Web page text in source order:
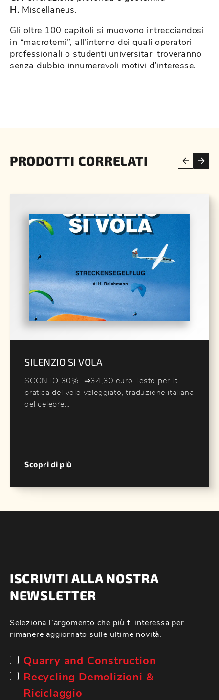
H. Miscellaneus.
Gli oltre 100 capitoli si muovono intrecciandosi
in “macrotemi”, all’interno dei quali operatori
professionali o studenti universitari troveranno
senza dubbio innumerevoli motivi d’interesse.
PRODOTTI CORRELATI
SILENZIO SI VOLA
SCONTO 30% ⇒34,30 euro Testo per la
pratica del volo veleggiato, traduzione italiana
del celebre...
Scopri di più
ISCRIVITI ALLA NOSTRA
NEWSLETTER
Seleziona l’argomento che più ti interessa per
rimanere aggiornato sulle ultime novità.
Quarry and Construction
Recycling Demolizioni &
Riciclaggio